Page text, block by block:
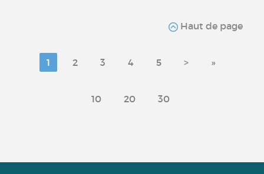
Haut de page
1 2 3 4 5 > »
10 20 30